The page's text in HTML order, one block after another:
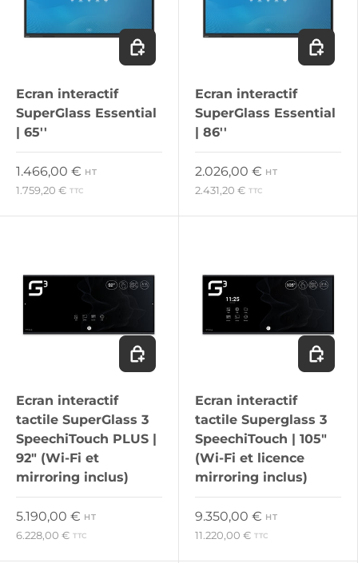
Ecran interactif
SuperGlass Essential
| 65''
Prix habituel
1.466,00 € HT
1.759,20 € TTC
Ajouter au panier
Ecran interactif
SuperGlass Essential
| 86''
Prix habituel
2.026,00 € HT
2.431,20 € TTC
Ajouter
Ecran interactif
tactile SuperGlass 3
SpeechiTouch PLUS |
92" (Wi-Fi et
mirroring inclus)
Prix habituel
5.190,00 € HT
6.228,00 € TTC
Ajouter au panier
Ecran interactif
tactile Superglass 3
SpeechiTouch | 105"
(Wi-Fi et licence
mirroring inclus)
Prix habituel
9.350,00 € HT
11.220,00 € TTC
Ajouter